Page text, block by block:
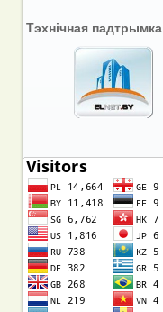
Тэхнічная падтрымка